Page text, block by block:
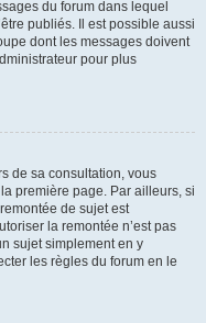
du forum dans lequel
publiés. Il est possible aussi
dont les messages doivent
pour plus
de sa consultation, vous
première page. Par ailleurs, si
de sujet est
la remontée n’est pas
sujet simplement en y
les règles du forum en le